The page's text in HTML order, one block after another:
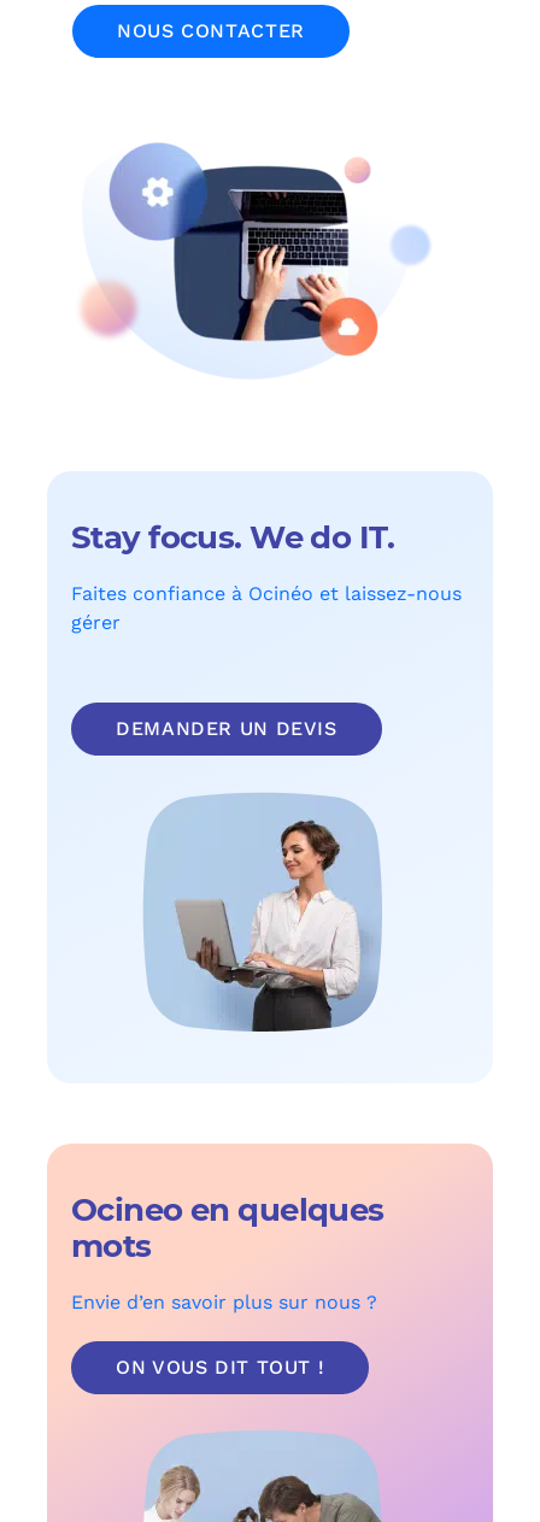
NOUS CONTACTER
Stay focus. We do IT.
Faites confiance à Ocinéo et laissez-nous
gérer
DEMANDER UN DEVIS
Ocineo en quelques
mots
Envie d’en savoir plus sur nous ?
ON VOUS DIT TOUT !